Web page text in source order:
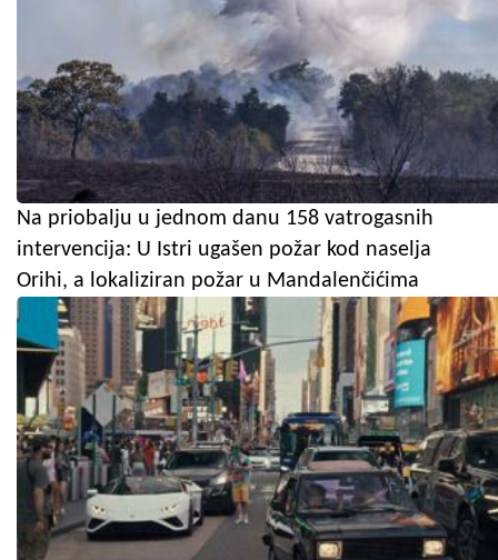
Na priobalju u jednom danu 158 vatrogasnih
intervencija: U Istri ugašen požar kod naselja
Orihi, a lokaliziran požar u Mandalenčićima